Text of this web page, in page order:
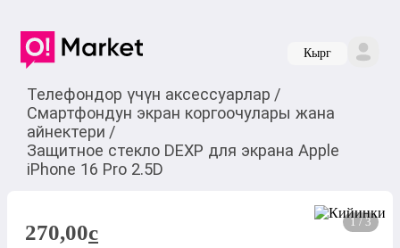
Кырг
Телефондор үчүн аксессуарлар /
Смартфондун экран коргоочулары жана
айнектери /
Защитное стекло DEXP для экрана Apple
iPhone 16 Pro 2.5D
1 / 3
270,00c